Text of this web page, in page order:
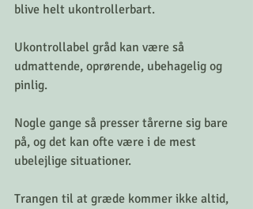
blive helt ukontrollerbart.
Ukontrollabel gråd kan være så
udmattende, oprørende, ubehagelig og
pinlig.
Nogle gange så presser tårerne sig bare
på, og det kan ofte være i de mest
ubelejlige situationer.
Trangen til at græde kommer ikke altid,